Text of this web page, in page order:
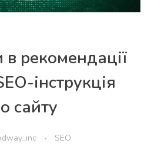
рекомендації
інструкція
сайту
SEO